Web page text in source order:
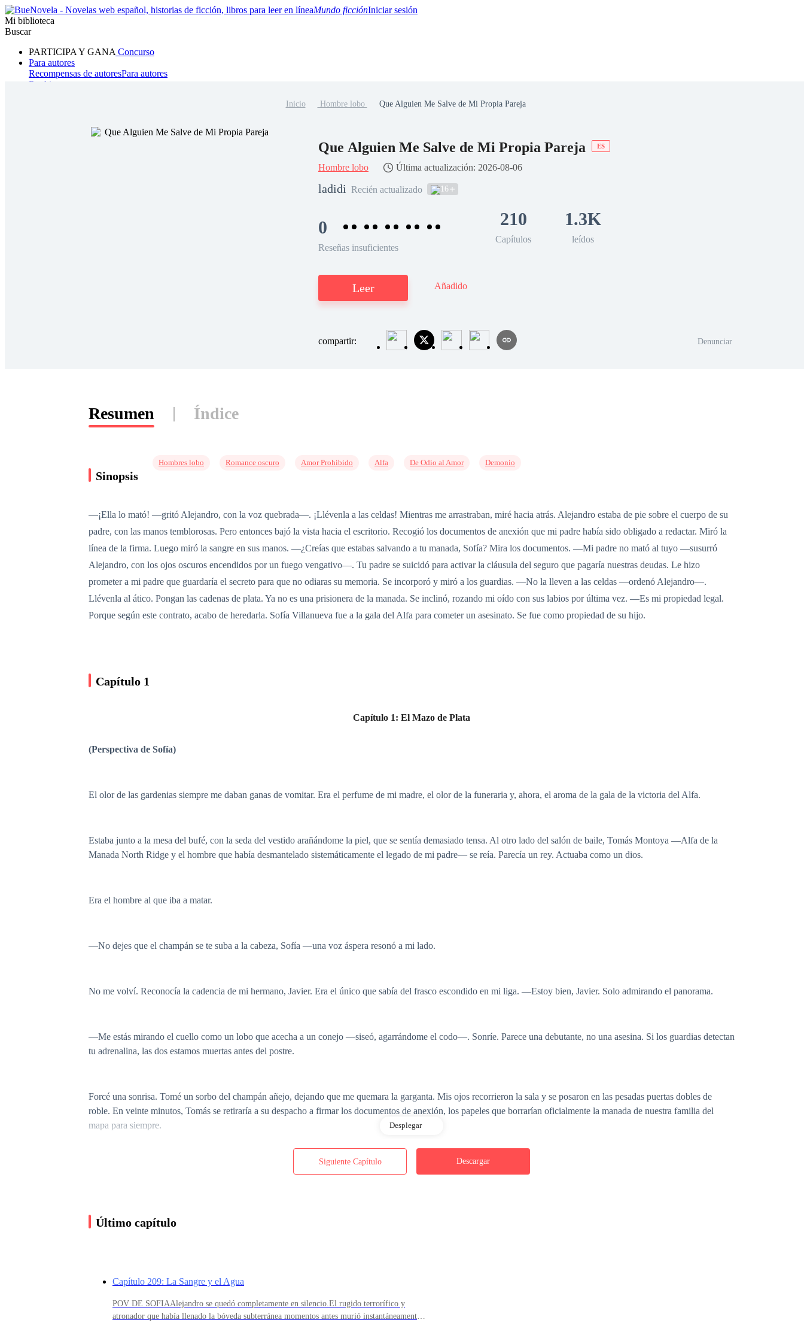
Mundo ficciónIniciar sesión
Mi biblioteca
Buscar
PARTICIPA Y GANA Concurso
Para autores
Recompensas de autoresPara autores
Ranking
Hombre lobo MafiaSistema Fantasía Urbano LGBTQ+
Inicio Hombre lobo Que Alguien Me Salve de Mi Propia Pareja
Que Alguien Me Salve de Mi Propia Pareja ES
Hombre lobo Última actualización: 2026-08-06
ladidi Recién actualizado 16
0
Reseñas insuficientes
210
Capítulos
1.3K
leídos
Leer Añadido
compartir: Denunciar
Resumen Índice
Sinopsis
Hombres lobo Romance oscuro Amor Prohibido Alfa De Odio al Amor Demonio
—¡Ella lo mató! —gritó Alejandro, con la voz quebrada—. ¡Llévenla a las celdas! Mientras me arrastraban, miré hacia atrás. Alejandro estaba de pie sobre el cuerpo de su
padre, con las manos temblorosas. Pero entonces bajó la vista hacia el escritorio. Recogió los documentos de anexión que mi padre había sido obligado a redactar. Miró la
línea de la firma. Luego miró la sangre en sus manos. —¿Creías que estabas salvando a tu manada, Sofía? Mira los documentos. —Mi padre no mató al tuyo —susurró
Alejandro, con los ojos oscuros encendidos por un fuego vengativo—. Tu padre se suicidó para activar la cláusula del seguro que pagaría nuestras deudas. Le hizo
prometer a mi padre que guardaría el secreto para que no odiaras su memoria. Se incorporó y miró a los guardias. —No la lleven a las celdas —ordenó Alejandro—.
Llévenla al ático. Pongan las cadenas de plata. Ya no es una prisionera de la manada. Se inclinó, rozando mi oído con sus labios por última vez. —Es mi propiedad legal.
Porque según este contrato, acabo de heredarla. Sofía Villanueva fue a la gala del Alfa para cometer un asesinato. Se fue como propiedad de su hijo.
Capítulo 1
Capítulo 1: El Mazo de Plata
(Perspectiva de Sofía)
El olor de las gardenias siempre me daban ganas de vomitar. Era el perfume de mi madre, el olor de la funeraria y, ahora, el aroma de la gala de la victoria del Alfa.
Estaba junto a la mesa del bufé, con la seda del vestido arañándome la piel, que se sentía demasiado tensa. Al otro lado del salón de baile, Tomás Montoya —Alfa de la
Manada North Ridge y el hombre que había desmantelado sistemáticamente el legado de mi padre— se reía. Parecía un rey. Actuaba como un dios.
Era el hombre al que iba a matar.
—No dejes que el champán se te suba a la cabeza, Sofía —una voz áspera resonó a mi lado.
No me volví. Reconocía la cadencia de mi hermano, Javier. Era el único que sabía del frasco escondido en mi liga. —Estoy bien, Javier. Solo admirando el panorama.
—Me estás mirando el cuello como un lobo que acecha a un conejo —siseó, agarrándome el codo—. Sonríe. Parece una debutante, no una asesina. Si los guardias detectan
tu adrenalina, las dos estamos muertas antes del postre.
Forcé una sonrisa. Tomé un sorbo del champán añejo, dejando que me quemara la garganta. Mis ojos recorrieron la sala y se posaron en las pesadas puertas dobles de
roble. En veinte minutos, Tomás se retiraría a su despacho a firmar los documentos de anexión, los papeles que borrarían oficialmente la manada de nuestra familia del
mapa para siempre.
—Sofía…
Me escabullí antes de que pudiera protestar. Los pasillos de la hacienda North Ridge eran fríos, forrados de retratos de hombres severos con ojos de pedernal. El corazón
me golpeaba las costillas como un tambor frenético que estaba segura podía escuchar cada cambiaformas del edificio. Llegué a la puerta del despacho, con la mano
Desplegar
Siguiente Capítulo Descargar
Último capítulo
Capítulo 209: La Sangre y el Agua
POV DE SOFIAAlejandro se quedó completamente en silencio.El rugido terrorífico y
atronador que había llenado la bóveda subterránea momentos antes murió instantáneamente,